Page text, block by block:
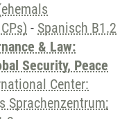
- Spanisch B1.2
& Law:
Security, Peace
Center:
Sprachenzentrum;